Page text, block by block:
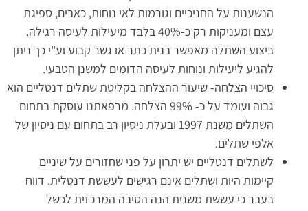
הנשענות על החניכיים וגורמות לאי נוחות, כאבים, ספיגת
עצם ומעניקות רק כ-40% בלבד מיעילות לעיסה רגילה.
ביצוע השתלה מאפשר בנית כתר או גשר קבוע וע"י כך ניתן
להגיע ליעילות ונוחות לעיסה הדומים למשנן הטבעי.
סיכויי הצלחה- שיעור ההצלחה בקליטת שתלים דנטליים הוא
גבוה ועומד על כ- 99% הצלחה. מרפאתנו עוסקת בתחום
השתלים משנת 1997 ובעלת ניסיון רב בתחום עם ניסיון של
אלפי שתלים.
לשתלים דנטליים יש יתרון על פני שחזורים על שיניים
קיימות היות ושתלים אינם רגישים לעששת דנטלית. דווח
בעבר כי עששת משנית הנה הסיבה המרכזית לכשל